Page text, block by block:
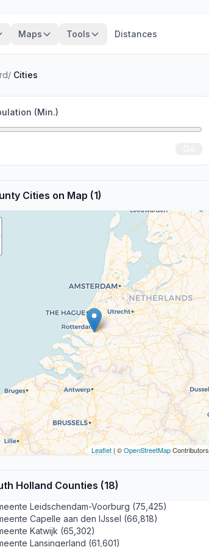
Maps Tools Distances
/ Cities
(Min.)
Cities on Map (1)
Leaflet| ©OpenStreetMapContributors
Holland Counties (18)
Leidschendam-Voorburg (75,425)
Capelle aan den IJssel (66,818)
Katwijk (65,302)
Lansingerland (61,601)